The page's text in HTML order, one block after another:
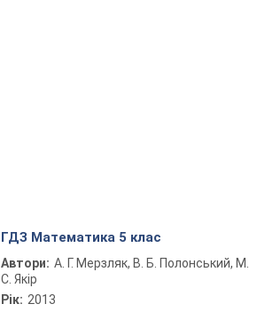
ГДЗ Математика 5 клас
Автори: А. Г. Мерзляк, В. Б. Полонський, М.
С. Якір
Рік: 2013